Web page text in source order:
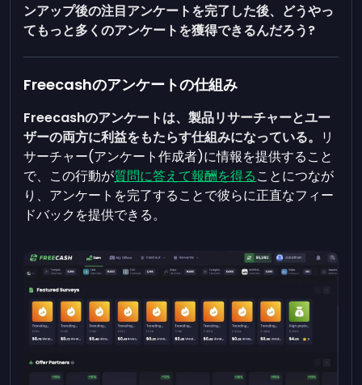
ンアップ後の注目アンケートを完了した後、どうやっ
てもっと多くのアンケートを獲得できるんだろう?
Freecashのアンケートの仕組み
Freecashのアンケートは、製品リサーチャーとユー
ザーの両方に利益をもたらす仕組みになっている。 リ
サーチャー(アンケート作成者)に情報を提供すること
で、この行動が質問に答えて報酬を得ることにつなが
り、アンケートを完了することで彼らに正直なフィー
ドバックを提供できる。